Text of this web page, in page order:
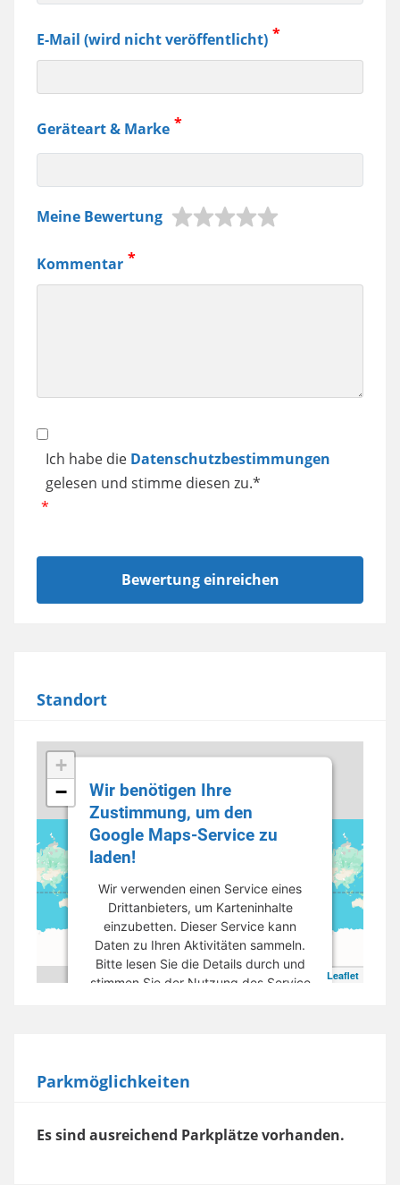
E-Mail (wird nicht veröffentlicht)
Geräteart & Marke
Jura
Samsung
Meine Bewertung
Kommentar
Datenschutz
Ich habe die Datenschutzbestimmungen
gelesen und stimme diesen zu.*
Standort
+
−
Leaflet
Wir benötigen Ihre
Zustimmung, um den
Google Maps-Service zu
laden!
Wir verwenden einen Service eines
Drittanbieters, um Karteninhalte
einzubetten. Dieser Service kann
Daten zu Ihren Aktivitäten sammeln.
Bitte lesen Sie die Details durch und
stimmen Sie der Nutzung des Service
powered by
Usercentrics Consent
Management Platform
Parkmöglichkeiten
Es sind ausreichend Parkplätze vorhanden.